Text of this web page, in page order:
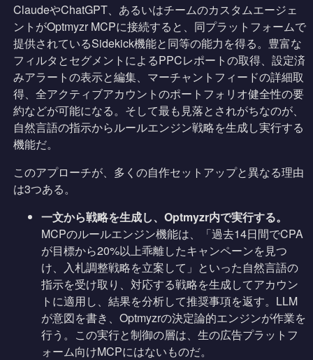
ClaudeやChatGPT、あるいはチームのカスタムエージェ
ントがOptmyzr MCPに接続すると、同プラットフォームで
提供されているSidekick機能と同等の能力を得る。豊富な
フィルタとセグメントによるPPCレポートの取得、設定済
みアラートの表示と編集、マーチャントフィードの詳細取
得、全アクティブアカウントのポートフォリオ健全性の要
約などが可能になる。そして最も見落とされがちなのが、
自然言語の指示からルールエンジン戦略を生成し実行する
機能だ。
このアプローチが、多くの自作セットアップと異なる理由
は3つある。
一文から戦略を生成し、Optmyzr内で実行する。
MCPのルールエンジン機能は、「過去14日間でCPA
が目標から20%以上乖離したキャンペーンを見つ
け、入札調整戦略を立案して」といった自然言語の
指示を受け取り、対応する戦略を生成してアカウン
トに適用し、結果を分析して推奨事項を返す。LLM
が意図を書き、Optmyzrの決定論的エンジンが作業を
行う。この実行と制御の層は、生の広告プラットフ
ォーム向けMCPにはないものだ。